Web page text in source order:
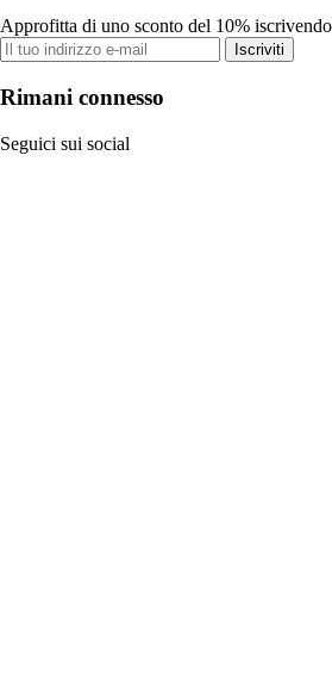
Approfitta di uno sconto del 10%
Iscriviti
Rimani connesso
Seguici sui social